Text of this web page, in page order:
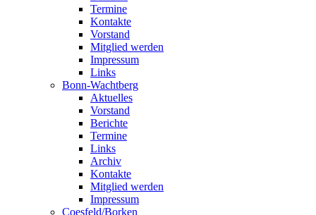
Termine
Kontakte
Vorstand
Mitglied werden
Impressum
Links
Bonn-Wachtberg
Aktuelles
Vorstand
Berichte
Termine
Links
Archiv
Kontakte
Mitglied werden
Impressum
Coesfeld/Borken